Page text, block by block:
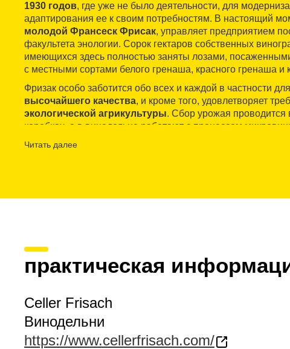
1930 годов, где уже не было деятельности, для
адаптирования ее к своим потребностям. В настоящий
молодой Франсеск Фрисак, управляет предприятием
факультета энологии. Сорок гектаров собственных
имеющихся здесь полностью заняты лозами,
с местными сортами белого гренаша, красного гренаша и
Фризак особо заботится обо всех и каждой в частности
высочайшего качества, и кроме того, удовлетворяет
экологической агрикультуры. Сбор урожая проводится
коробках, а в винодельне работают с процессом
виноградников семья Фризак разводит
дегустации
Читать далее
практическая
Celler Frisach
Винодельни
https://www.cellerfrisach.com/